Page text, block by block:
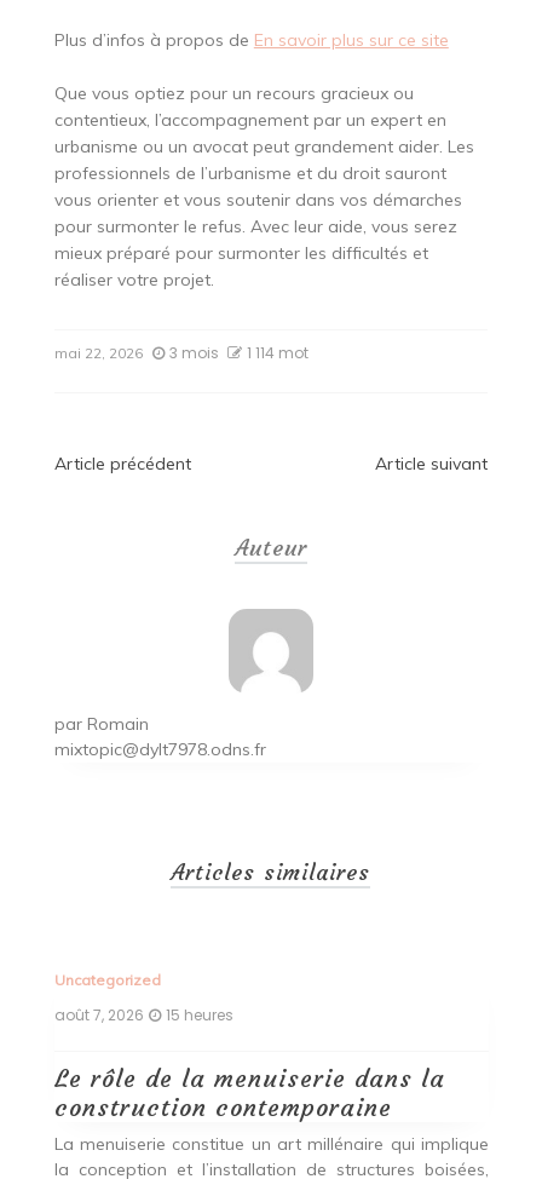
Plus d’infos à propos de En savoir plus sur ce site
Que vous optiez pour un recours gracieux ou
contentieux, l’accompagnement par un expert en
urbanisme ou un avocat peut grandement aider. Les
professionnels de l’urbanisme et du droit sauront
vous orienter et vous soutenir dans vos démarches
pour surmonter le refus. Avec leur aide, vous serez
mieux préparé pour surmonter les difficultés et
réaliser votre projet.
mai 22, 2026 3 mois 1 114 mot
Navigation
Article précédent Article suivant
Auteur
par Romain
mixtopic@dylt7978.odns.fr
Articles similaires
Uncategorized
août 7, 2026 15 heures
Le rôle de la menuiserie dans la
construction contemporaine
La menuiserie constitue un art millénaire qui implique
la conception et l’installation de structures boisées,